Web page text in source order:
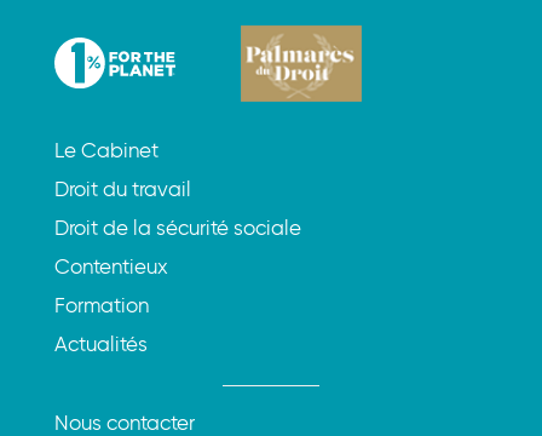
Le Cabinet
Droit du travail
Droit de la sécurité sociale
Contentieux
Formation
Actualités
Nous contacter